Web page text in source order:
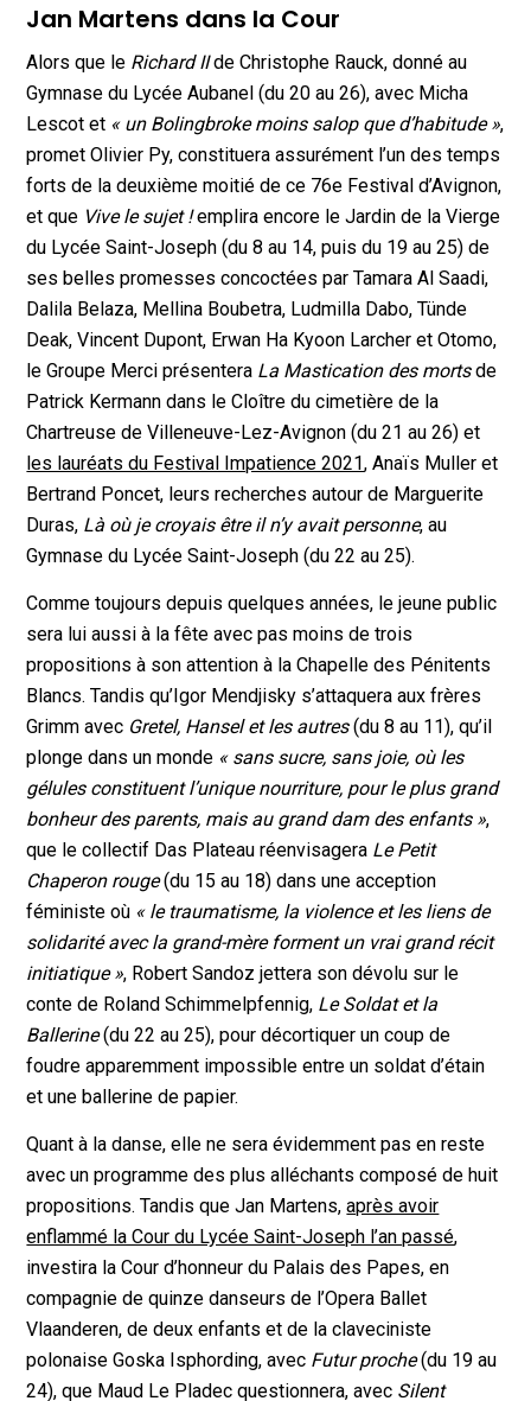
Jan Martens dans la Cour
Alors que le Richard IIde Christophe Rauck, donné au
Gymnase du Lycée Aubanel (du 20 au 26), avec Micha
Lescot et « un Bolingbroke moins salop que d’habitude »,
promet Olivier Py, constituera assurément l’un des temps
forts de la deuxième moitié de ce 76e Festival d’Avignon,
et que Vive le sujet !emplira encore le Jardin de la Vierge
du Lycée Saint-Joseph (du 8 au 14, puis du 19 au 25) de
ses belles promesses concoctées par Tamara Al Saadi,
Dalila Belaza, Mellina Boubetra, Ludmilla Dabo, Tünde
Deak, Vincent Dupont, Erwan Ha Kyoon Larcher et Otomo,
le Groupe Merci présentera La Mastication des mortsde
Patrick Kermann dans le Cloître du cimetière de la
Chartreuse de Villeneuve-Lez-Avignon (du 21 au 26) et
les lauréats du Festival Impatience 2021, Anaïs Muller et
Bertrand Poncet, leurs recherches autour de Marguerite
Duras, Là où je croyais être il n’y avait personne, au
Gymnase du Lycée Saint-Joseph (du 22 au 25).
Comme toujours depuis quelques années, le jeune public
sera lui aussi à la fête avec pas moins de trois
propositions à son attention à la Chapelle des Pénitents
Blancs. Tandis qu’Igor Mendjisky s’attaquera aux frères
Grimm avec Gretel, Hansel et les autres(du 8 au 11), qu’il
plonge dans un monde « sans sucre, sans joie, où les
gélules constituent l’unique nourriture, pour le plus grand
bonheur des parents, mais au grand dam des enfants »,
que le collectif Das Plateau réenvisagera Le Petit
Chaperon rouge(du 15 au 18) dans une acception
féministe où « le traumatisme, la violence et les liens de
solidarité avec la grand-mère forment un vrai grand récit
initiatique », Robert Sandoz jettera son dévolu sur le
conte de Roland Schimmelpfennig, Le Soldat et la
Ballerine(du 22 au 25), pour décortiquer un coup de
foudre apparemment impossible entre un soldat d’étain
et une ballerine de papier.
Quant à la danse, elle ne sera évidemment pas en reste
avec un programme des plus alléchants composé de huit
propositions. Tandis que Jan Martens,après avoir
enflammé la Cour du Lycée Saint-Joseph l’an passé,
investira la Cour d’honneur du Palais des Papes, en
compagnie de quinze danseurs de l’Opera Ballet
Vlaanderen, de deux enfants et de la claveciniste
polonaise Goska Isphording, avec Futur proche(du 19 au
24), que Maud Le Pladec questionnera, avec Silent